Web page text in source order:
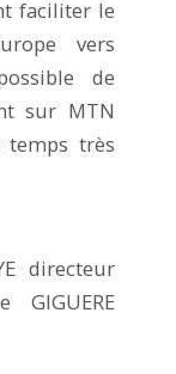
faciliter le
vers
de
sur MTN
très
directeur